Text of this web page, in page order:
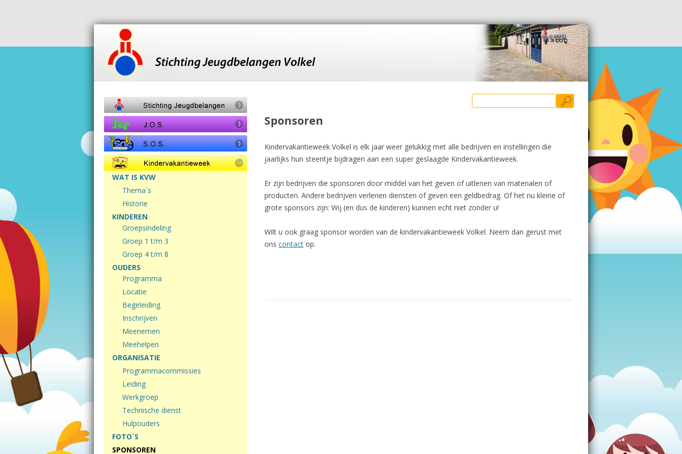
WAT IS KVW
Thema`s
Historie
KINDEREN
Groepsindeling
Groep 1 t/m 3
Groep 4 t/m 8
OUDERS
Programma
Locatie
Begeleiding
Inschrijven
Meenemen
Meehelpen
ORGANISATIE
Programmacommissies
Leiding
Werkgroep
Technische dienst
Hulpouders
FOTO`S
SPONSOREN
Zoeken
Sponsoren
Kindervakantieweek Volkel is elk jaar weer gelukkig met alle bedrijven en instellingen die
jaarlijks hun steentje bijdragen aan een super geslaagde Kindervakantieweek.
Er zijn bedrijven die sponsoren door middel van het geven of uitlenen van materialen of
producten. Andere bedrijven verlenen diensten of geven een geldbedrag. Of het nu kleine of
grote sponsors zijn: Wij (en dus de kinderen) kunnen echt niet zonder u!
Wilt u ook graag sponsor worden van de kindervakantieweek Volkel. Neem dan gerust met
ons contact op.